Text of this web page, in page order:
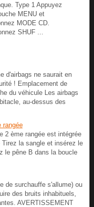
Type 1 Appuyez
MENU et
MODE CD.
SHUF ...
d'airbags ne saurait en
! Emplacement de
du véhicule Les airbags
au-dessus des
rangée
2 ème rangée est intégrée
Tirez la sangle et insérez le
le pêne B dans la boucle
de surchauffe s'allume) ou
des bruits inhabituels,
AVERTISSEMENT